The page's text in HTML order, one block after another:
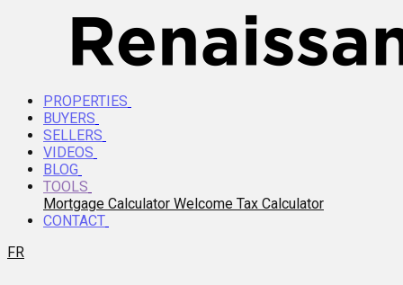
PROPERTIES
BUYERS
SELLERS
VIDEOS
BLOG
TOOLS
Mortgage Calculator Welcome Tax Calculator
CONTACT
FR